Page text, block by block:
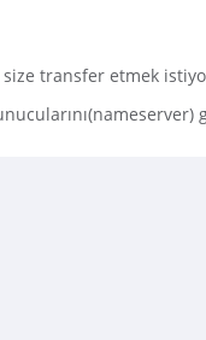
size transfer etmek